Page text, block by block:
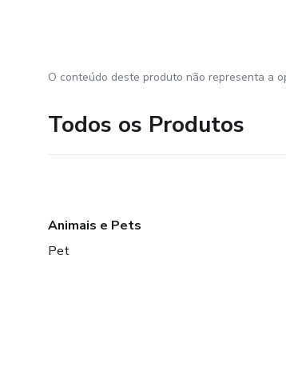
O conteúdo deste produto não representa a
Todos os Produtos
Animais e Pets
Pet